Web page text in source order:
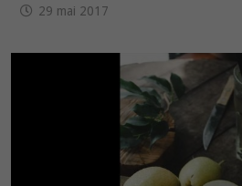
29 mai 2017